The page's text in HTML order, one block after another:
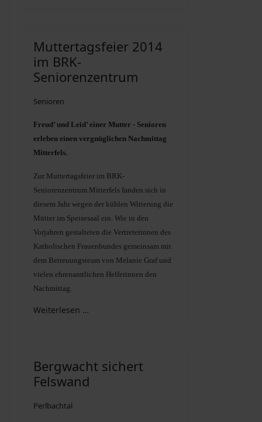
Muttertagsfeier 2014
im BRK-
Seniorenzentrum
Senioren
Freud’ und Leid’ einer Mutter - Senioren
erleben einen vergnüglichen Nachmittag
Mitterfels.
Zur Muttertagsfeier im BRK-
Seniorenzentrum Mitterfels fanden sich in
diesem Jahr wegen der kühlen Witterung die
Mütter im Speisesaal ein. Wie in den
Vorjahren gestalteten die Vertreterinnen des
Katholischen Frauenbundes gemeinsam mit
dem Betreuungsteam von Melanie Graf und
vielen ehrenamtlichen Helferinnen den
Nachmittag.
Weiterlesen …
Bergwacht sichert
Felswand
Perlbachtal